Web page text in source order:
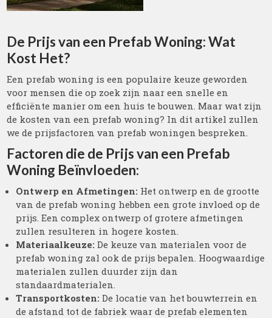
De Prijs van een Prefab Woning: Wat
Kost Het?
Een prefab woning is een populaire keuze geworden
voor mensen die op zoek zijn naar een snelle en
efficiënte manier om een huis te bouwen. Maar wat zijn
de kosten van een prefab woning? In dit artikel zullen
we de prijsfactoren van prefab woningen bespreken.
Factoren die de Prijs van een Prefab
Woning Beïnvloeden:
Ontwerp en Afmetingen: Het ontwerp en de grootte
van de prefab woning hebben een grote invloed op de
prijs. Een complex ontwerp of grotere afmetingen
zullen resulteren in hogere kosten.
Materiaalkeuze: De keuze van materialen voor de
prefab woning zal ook de prijs bepalen. Hoogwaardige
materialen zullen duurder zijn dan
standaardmaterialen.
Transportkosten: De locatie van het bouwterrein en
de afstand tot de fabriek waar de prefab elementen